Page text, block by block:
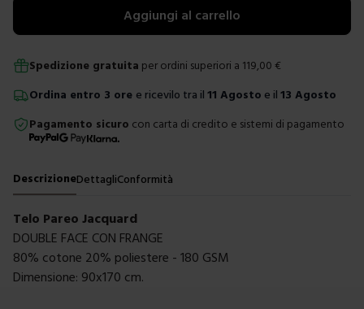
Aggiungi al carrello
Spedizione gratuita per ordini superiori a 119,00 €
Ordina entro 3 ore e ricevilo tra il 11 Agosto e il 13 Agosto
Pagamento sicuro con carta di credito e sistemi di pagamento
DescrizioneDettagliConformità
Telo Pareo Jacquard
DOUBLE FACE CON FRANGE
80% cotone 20% poliestere - 180 GSM
Dimensione: 90x170 cm.